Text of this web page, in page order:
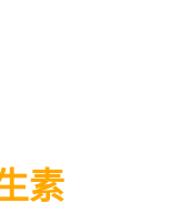
素